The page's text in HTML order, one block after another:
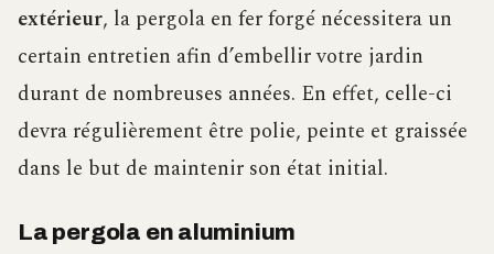
extérieur, la pergola en fer forgé nécessitera un
certain entretien afin d’embellir votre jardin
durant de nombreuses années. En effet, celle-ci
devra régulièrement être polie, peinte et graissée
dans le but de maintenir son état initial.
La pergola en aluminium